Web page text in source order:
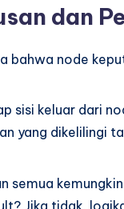
dan
bahwa node
sisi keluar dari
yang dikelilingi
semua